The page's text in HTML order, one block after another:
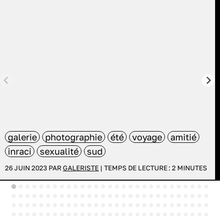
galerie photographie été voyage
amitié
inraci
sexualité sud
26 JUIN 2023 PARGALERISTE | TEMPS DE LECTURE : 2 MINUTES